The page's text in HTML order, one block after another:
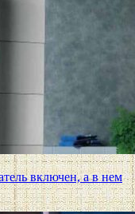
включен, а в нем